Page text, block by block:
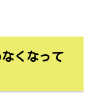
くなって